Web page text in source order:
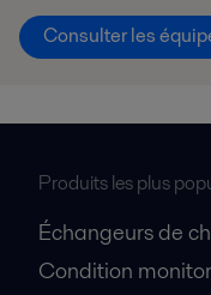
Consulter les
Produits les plus
Échangeurs de
Condition